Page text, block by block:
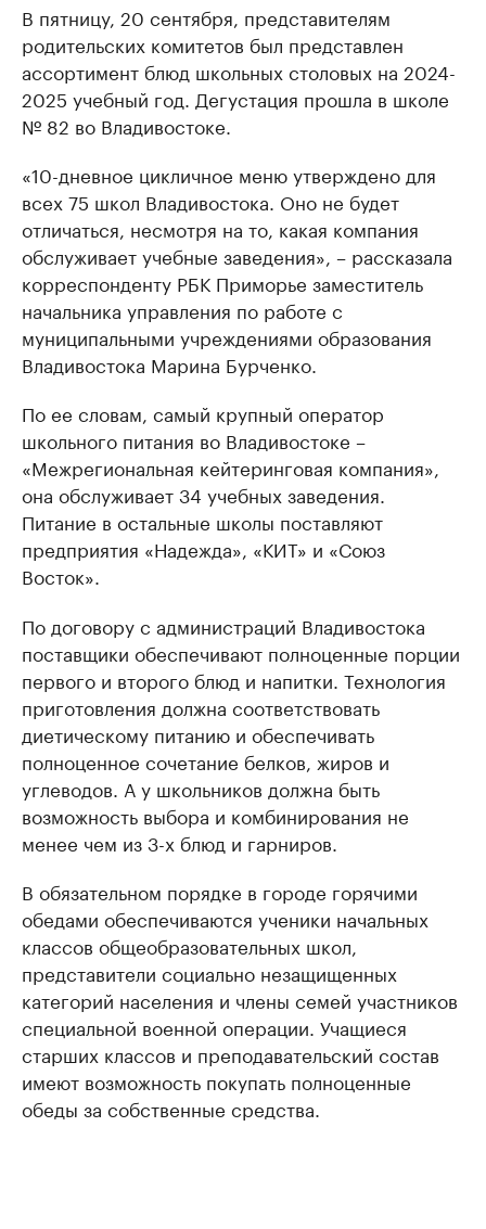
В пятницу, 20 сентября, представителям
родительских комитетов был представлен
ассортимент блюд школьных столовых на 2024-
2025 учебный год. Дегустация прошла в школе
№ 82 во Владивостоке.
«10-дневное цикличное меню утверждено для
всех 75 школ Владивостока. Оно не будет
отличаться, несмотря на то, какая компания
обслуживает учебные заведения», – рассказала
корреспонденту РБК Приморье заместитель
начальника управления по работе с
муниципальными учреждениями образования
Владивостока Марина Бурченко.
По ее словам, самый крупный оператор
школьного питания во Владивостоке –
«Межрегиональная кейтеринговая компания»,
она обслуживает 34 учебных заведения.
Питание в остальные школы поставляют
предприятия «Надежда», «КИТ» и «Союз
Восток».
По договору с администраций Владивостока
поставщики обеспечивают полноценные порции
первого и второго блюд и напитки. Технология
приготовления должна соответствовать
диетическому питанию и обеспечивать
полноценное сочетание белков, жиров и
углеводов. А у школьников должна быть
возможность выбора и комбинирования не
менее чем из 3-х блюд и гарниров.
В обязательном порядке в городе горячими
обедами обеспечиваются ученики начальных
классов общеобразовательных школ,
представители социально незащищенных
категорий населения и члены семей участников
специальной военной операции. Учащиеся
старших классов и преподавательский состав
имеют возможность покупать полноценные
обеды за собственные средства.